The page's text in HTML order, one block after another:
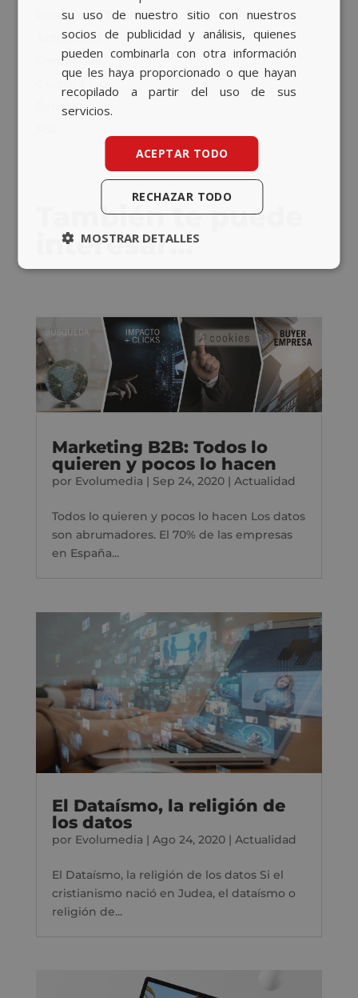
Relaciones Públicas
Actualidad
Campañas
Corporativo
Eventos
También te puede
interesar…
Marketing B2B: Todos lo
quieren y pocos lo hacen
por Evolumedia | Sep 24, 2020| Actualidad
Todos lo quieren y pocos lo hacen Los datos
son abrumadores. El 70% de las empresas
en España...
El Dataísmo, la religión de
los datos
por Evolumedia | Ago 24, 2020| Actualidad
El Dataísmo, la religión de los datos Si el
cristianismo nació en Judea, el dataísmo o
religión de...
su uso de nuestro sitio con nuestros
socios de publicidad y análisis, quienes
pueden combinarla con otra información
que les haya proporcionado o que hayan
recopilado a partir del uso de sus
servicios.
ACEPTAR TODO
RECHAZAR TODO
MOSTRAR DETALLES